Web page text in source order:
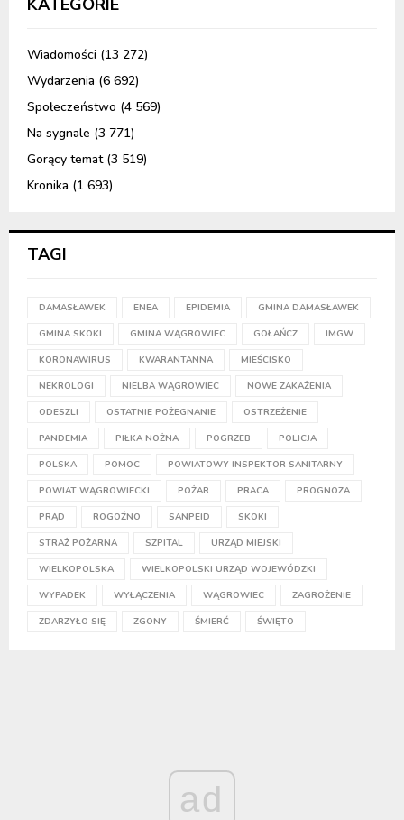
KATEGORIE
Wiadomości (13 272)
Wydarzenia (6 692)
Społeczeństwo (4 569)
Na sygnale (3 771)
Gorący temat(3 519)
Kronika (1 693)
TAGI
DAMASŁAWEK ENEA EPIDEMIA GMINA DAMASŁAWEK
GMINA SKOKI GMINA WĄGROWIEC GOŁAŃCZ IMGW
KORONAWIRUS KWARANTANNA MIEŚCISKO
NEKROLOGI NIELBA WĄGROWIEC NOWE ZAKAŻENIA
ODESZLI OSTATNIE POŻEGNANIE OSTRZEŻENIE
PANDEMIA PIŁKA NOŻNA POGRZEB POLICJA
POLSKA POMOC POWIATOWY INSPEKTOR SANITARNY
POWIAT WĄGROWIECKI POŻAR PRACA PROGNOZA
PRĄD ROGOŹNO SANPEID SKOKI
STRAŻ POŻARNA SZPITAL URZĄD MIEJSKI
WIELKOPOLSKA WIELKOPOLSKI URZĄD WOJEWÓDZKI
WYPADEK WYŁĄCZENIA WĄGROWIEC ZAGROŻENIE
ZDARZYŁO SIĘ ZGONY ŚMIERĆ ŚWIĘTO
ad